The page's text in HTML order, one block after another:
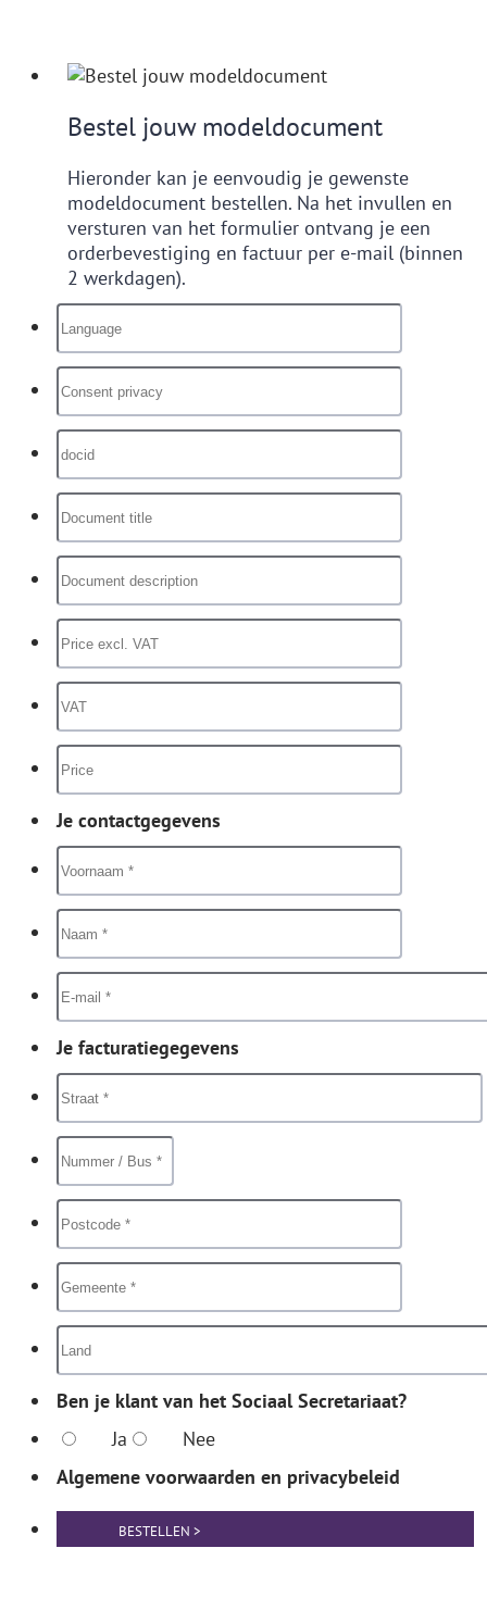
Bestel jouw modeldocument
Hieronder kan je eenvoudig je gewenste
modeldocument bestellen. Na het invullen en
versturen van het formulier ontvang je een
orderbevestiging en factuur per e-mail (binnen
2 werkdagen).
Je contactgegevens
Je facturatiegegevens
Ben je klant van het Sociaal Secretariaat?
Ja
Nee
Algemene voorwaarden en privacybeleid
BESTELLEN >